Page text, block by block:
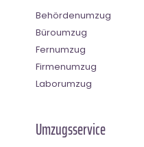
Behördenumzug
Büroumzug
Fernumzug
Firmenumzug
Laborumzug
Umzugsservice